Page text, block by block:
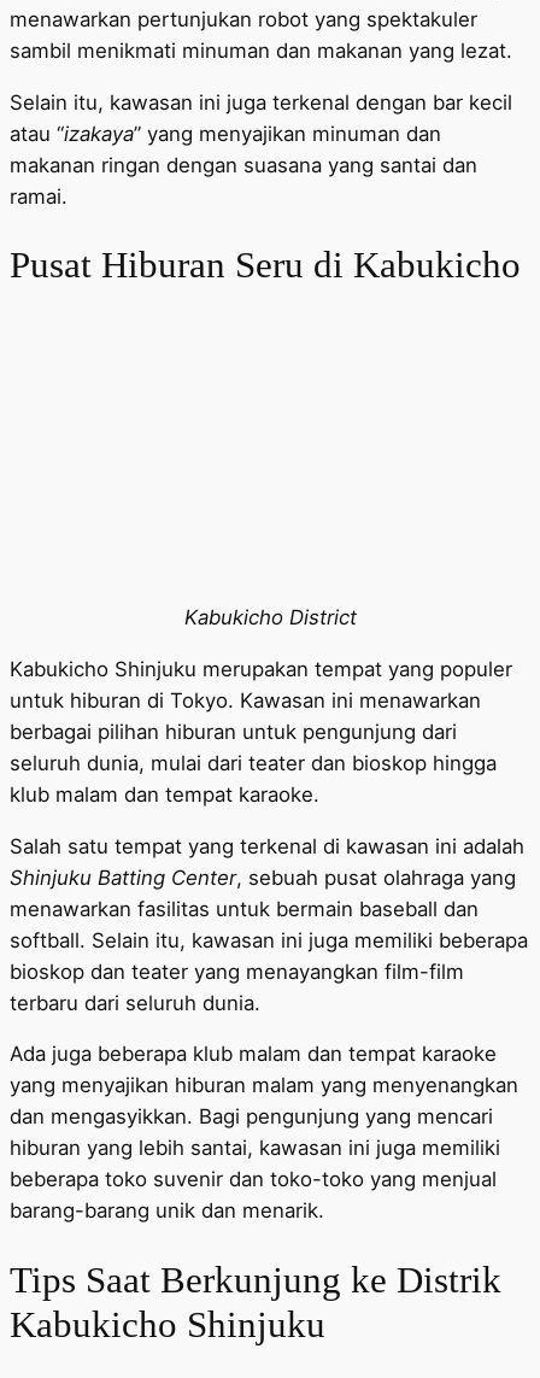
menawarkan pertunjukan robot yang spektakuler
sambil menikmati minuman dan makanan yang lezat.
Selain itu, kawasan ini juga terkenal dengan bar kecil
atau “izakaya” yang menyajikan minuman dan
makanan ringan dengan suasana yang santai dan
ramai.
Pusat Hiburan Seru di Kabukicho
Kabukicho District
Kabukicho Shinjuku merupakan tempat yang populer
untuk hiburan di Tokyo. Kawasan ini menawarkan
berbagai pilihan hiburan untuk pengunjung dari
seluruh dunia, mulai dari teater dan bioskop hingga
klub malam dan tempat karaoke.
Salah satu tempat yang terkenal di kawasan ini adalah
Shinjuku Batting Center, sebuah pusat olahraga yang
menawarkan fasilitas untuk bermain baseball dan
softball. Selain itu, kawasan ini juga memiliki beberapa
bioskop dan teater yang menayangkan film-film
terbaru dari seluruh dunia.
Ada juga beberapa klub malam dan tempat karaoke
yang menyajikan hiburan malam yang menyenangkan
dan mengasyikkan. Bagi pengunjung yang mencari
hiburan yang lebih santai, kawasan ini juga memiliki
beberapa toko suvenir dan toko-toko yang menjual
barang-barang unik dan menarik.
Tips Saat Berkunjung ke Distrik
Kabukicho Shinjuku